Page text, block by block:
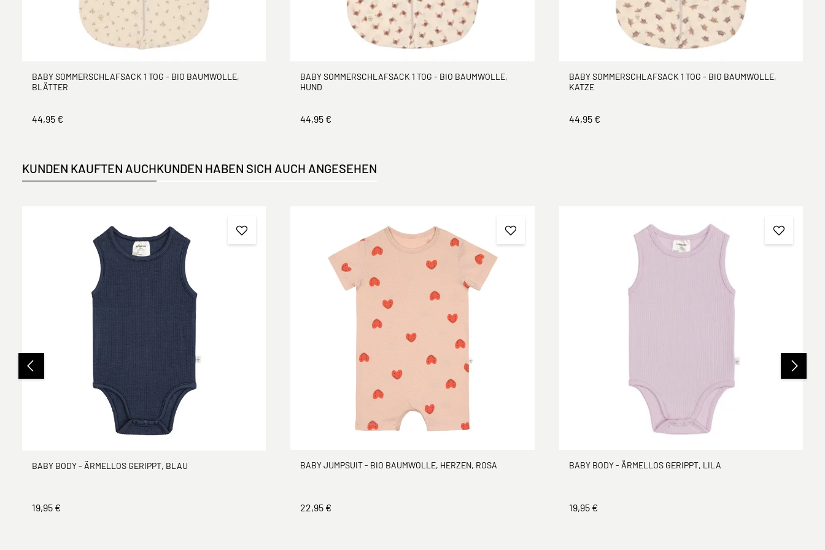
BABY SOMMERSCHLAFSACK 1 TOG - BIO BAUMWOLLE,
BLÄTTER
44,95 €
BABY SOMMERSCHLAFSACK 1 TOG - BIO BAUMWOLLE,
HUND
44,95 €
BABY SOMMERSCHLAFSACK 1 TOG - BIO BAUMWOLLE,
KATZE
44,95 €
KUNDEN KAUFTEN AUCHKUNDEN HABEN SICH AUCH ANGESEHEN
BABY BODY - ÄRMELLOS GERIPPT, BLAU
19,95 €
BABY JUMPSUIT - BIO BAUMWOLLE, HERZEN, ROSA
22,95 €
BABY BODY - ÄRMELLOS GERIPPT, LILA
19,95 €